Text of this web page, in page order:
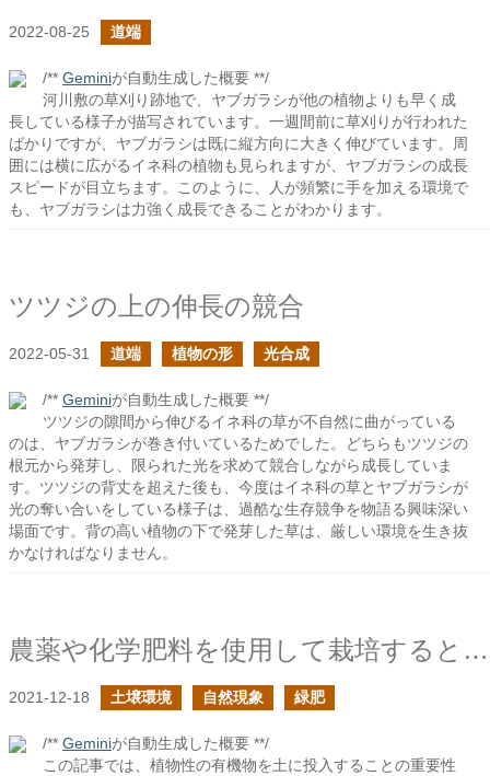
2022-08-25 道端
/** Geminiが自動生成した概要 **/
河川敷の草刈り跡地で、ヤブガラシが他の植物よりも早く成
長している様子が描写されています。一週間前に草刈りが行われた
ばかりですが、ヤブガラシは既に縦方向に大きく伸びています。周
囲には横に広がるイネ科の植物も見られますが、ヤブガラシの成長
スピードが目立ちます。このように、人が頻繁に手を加える環境で
も、ヤブガラシは力強く成長できることがわかります。
ツツジの上の伸長の競合
2022-05-31 道端 植物の形 光合成
/** Geminiが自動生成した概要 **/
ツツジの隙間から伸びるイネ科の草が不自然に曲がっている
のは、ヤブガラシが巻き付いているためでした。どちらもツツジの
根元から発芽し、限られた光を求めて競合しながら成長していま
す。ツツジの背丈を超えた後も、今度はイネ科の草とヤブガラシが
光の奪い合いをしている様子は、過酷な生存競争を物語る興味深い
場面です。背の高い植物の下で発芽した草は、厳しい環境を生き抜
かなければなりません。
農薬や化学肥料を使用して栽培すると野菜が育たない環境になるという意見に対して３
2021-12-18 土壌環境 自然現象 緑肥
/** Geminiが自動生成した概要 **/
この記事では、植物性の有機物を土に投入することの重要性